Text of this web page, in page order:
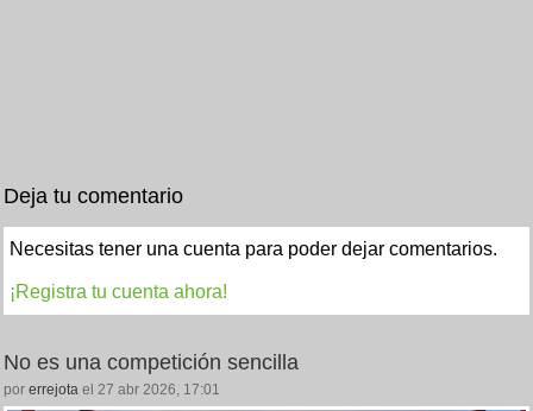
Deja tu comentario
Necesitas tener una cuenta para poder dejar comentarios.
¡Registra tu cuenta ahora!
No es una competición sencilla
por errejota el 27 abr 2026, 17:01